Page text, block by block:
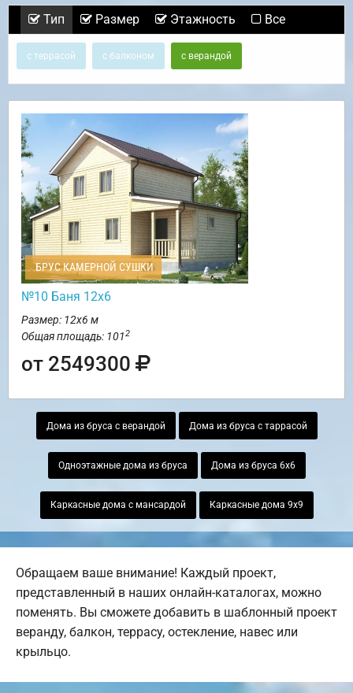
Тип Размер Этажность Все
с террасой с балконом с верандой
БРУС КАМЕРНОЙ СУШКИ
№10 Баня 12х6
Размер: 12х6 м
Общая площадь: 1012
от 2549300
Дома из бруса с верандой Дома из бруса с таррасой
Одноэтажные дома из бруса Дома из бруса 6х6
Каркасные дома с мансардой Каркасные дома 9х9
Обращаем ваше внимание! Каждый проект,
представленный в наших онлайн-каталогах, можно
поменять. Вы сможете добавить в шаблонный проект
веранду, балкон, террасу, остекление, навес или
крыльцо.